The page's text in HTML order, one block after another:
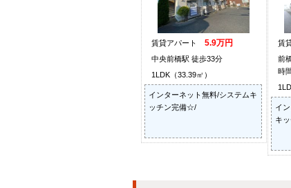
賃貸アパート 5.9万円
中央前橋駅 徒歩33分
1LDK（33.39㎡）
インターネット無料/システムキ
ッチン完備☆/
賃
前
時
イ
キ